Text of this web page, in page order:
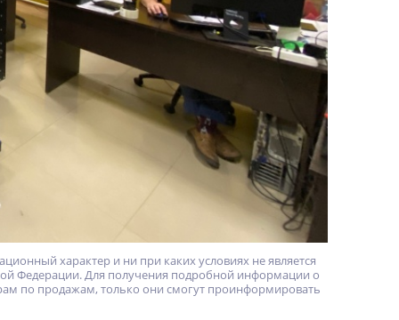
характер и ни при каких условиях не является
Федерации. Для получения подробной информации о
по продажам, только они смогут проинформировать